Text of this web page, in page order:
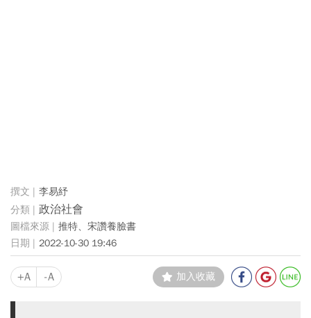
李易紓
政治社會
推特、宋讚養臉書
2022-10-30 19:46
+A -A 加入收藏